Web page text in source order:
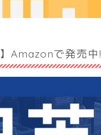
】Amazonで発売中!